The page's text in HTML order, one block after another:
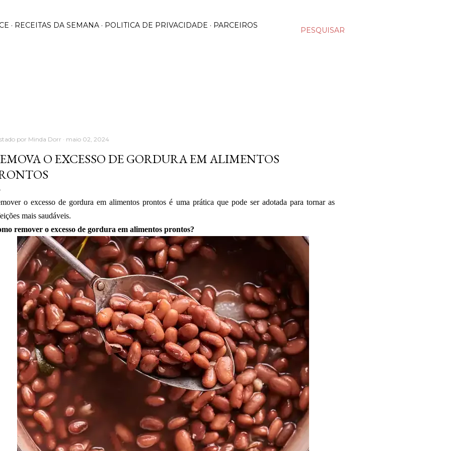
PESQUISAR
RECEITAS DA SEMANA POLITICA DE PRIVACIDADE PARCEIROS
por Minda Dorr maio 02, 2024
O EXCESSO DE GORDURA EM ALIMENTOS
o excesso de gordura em alimentos prontos é uma prática que pode ser adotada para tornar as
mais saudáveis.
remover o excesso de gordura em alimentos prontos?